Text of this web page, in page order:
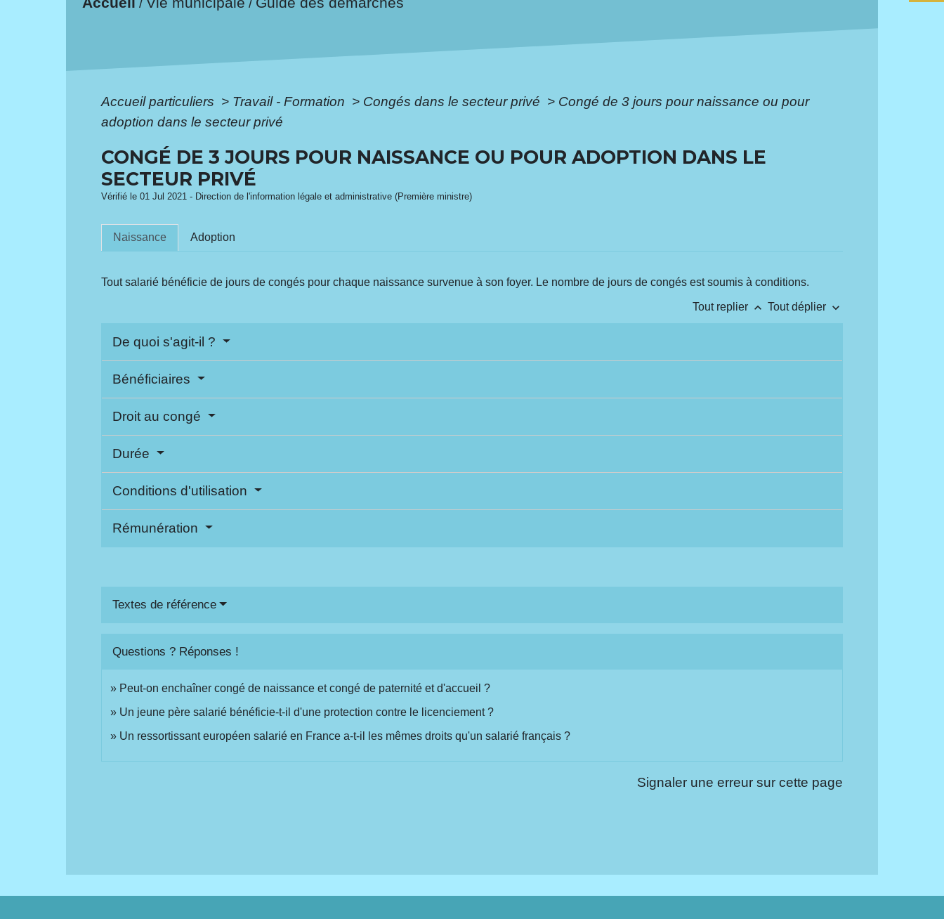
/ /
Accueil particuliers > Travail - Formation > Congés dans le secteur privé > Congé de 3 jours pour naissance ou pour
adoption dans le secteur privé
CONGÉ DE 3 JOURS POUR NAISSANCE OU POUR ADOPTION DANS LE
SECTEUR PRIVÉ
Vérifié le 01 Jul 2021 - Direction de l'information légale et administrative (Première ministre)
Naissance Adoption
Tout salarié bénéficie de jours de congés pour chaque naissance survenue à son foyer. Le nombre de jours de congés est soumis à conditions.
Tout replier keyboard_arrow_up Tout déplier keyboard_arrow_down
De quoi s'agit-il ?
Bénéficiaires
Droit au congé
Durée
Conditions d'utilisation
Rémunération
Textes de référence
Questions ? Réponses !
Peut-on enchaîner congé de naissance et congé de paternité et d'accueil ?
Un jeune père salarié bénéficie-t-il d'une protection contre le licenciement ?
Un ressortissant européen salarié en France a-t-il les mêmes droits qu'un salarié français ?
Signaler une erreur sur cette page